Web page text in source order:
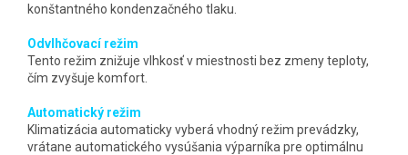
konštantného kondenzačného tlaku.
Odvlhčovací režim
Tento režim znižuje vlhkosť v miestnosti bez zmeny teploty,
čím zvyšuje komfort.
Automatický režim
Klimatizácia automaticky vyberá vhodný režim prevádzky,
vrátane automatického vysúšania výparníka pre optimálnu